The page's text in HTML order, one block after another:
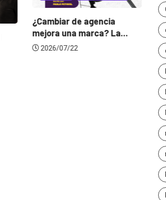
¿Cambiar de agencia
mejora una marca? La...
2026/07/22